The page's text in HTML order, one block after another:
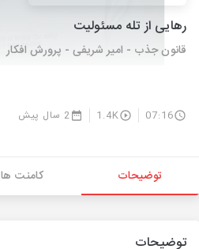
رهایی از تله مسئولیت
قانون جذب - امیر شریفی - پرورش افکار
07:16
1.4K 2 سال پیش
توضیحات کامنت ها
توضیحات